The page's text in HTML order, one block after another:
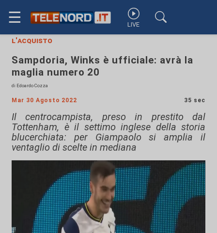
☰ LIVE
l'acquisto
Sampdoria, Winks è ufficiale: avrà la
maglia numero 20
di Edoardo Cozza
Mar 30 Agosto 2022 35 sec
Il centrocampista, preso in prestito dal
Tottenham, è il settimo inglese della storia
blucerchiata: per Giampaolo si amplia il
ventaglio di scelte in mediana